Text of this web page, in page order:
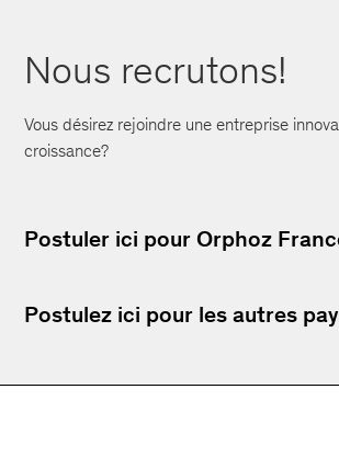
Nous recrutons!
Vous désirez rejoindre une entreprise
croissance?
Postuler ici pour Orphoz
Postulez ici pour les autres